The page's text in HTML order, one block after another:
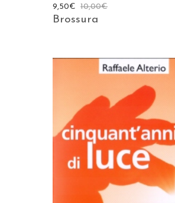
10,00€
9,50€
Brossura
AGGIUNGI AL CARRELLO